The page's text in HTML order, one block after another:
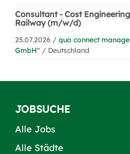
Consultant - Cost Engineering
Railway (m/w/d)
25.07.2026 / quo connect
GmbH'' / Deutschland
JOBSUCHE
Alle Jobs
Alle Städte